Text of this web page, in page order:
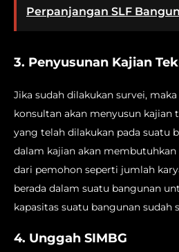
Perpanjangan SLF
3. Penyusunan Kajian
Jika sudah dilakukan survei,
konsultan akan menyusun kajian
yang telah dilakukan pada suatu
dalam kajian akan
dari pemohon seperti jumlah
berada dalam suatu bangunan
kapasitas suatu bangunan sudah
4. Unggah SIMBG